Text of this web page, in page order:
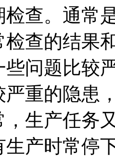
检查。通常
检查的结果
些问题比较
严重的隐患
，生产任务
生产时常停